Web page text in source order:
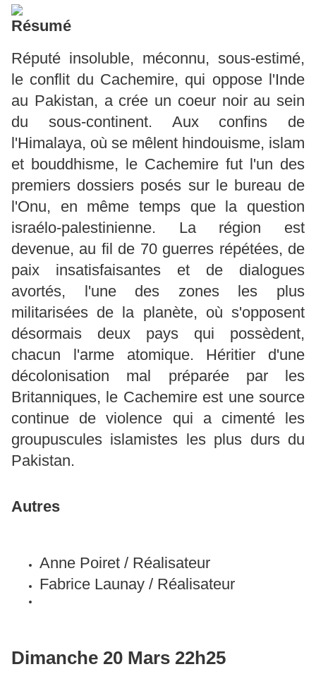
Résumé
Réputé insoluble, méconnu, sous-estimé,
le conflit du Cachemire, qui oppose l'Inde
au Pakistan, a crée un coeur noir au sein
du sous-continent. Aux confins de
l'Himalaya, où se mêlent hindouisme, islam
et bouddhisme, le Cachemire fut l'un des
premiers dossiers posés sur le bureau de
l'Onu, en même temps que la question
israélo-palestinienne. La région est
devenue, au fil de 70 guerres répétées, de
paix insatisfaisantes et de dialogues
avortés, l'une des zones les plus
militarisées de la planète, où s'opposent
désormais deux pays qui possèdent,
chacun l'arme atomique. Héritier d'une
décolonisation mal préparée par les
Britanniques, le Cachemire est une source
continue de violence qui a cimenté les
groupuscules islamistes les plus durs du
Pakistan.
Autres
Anne Poiret / Réalisateur
Fabrice Launay / Réalisateur
Dimanche 20 Mars 22h25